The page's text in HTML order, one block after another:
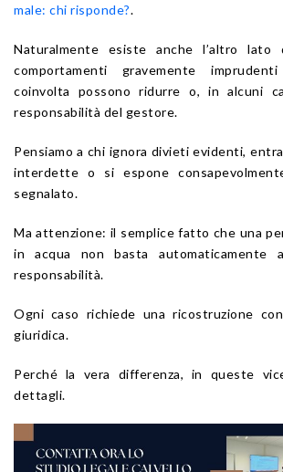
male: chi risponde?.
Naturalmente esiste anche l’altro lato
comportamenti gravemente
coinvolta possono ridurre o, in alcuni
responsabilità del gestore.
Pensiamo a chi ignora divieti evidenti,
interdette o si espone
segnalato.
Ma attenzione: il semplice fatto che una
in acqua non basta automaticamente
responsabilità.
Ogni caso richiede una ricostruzione
giuridica.
Perché la vera differenza, in queste
dettagli.